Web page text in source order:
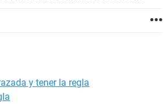
y tener la regla